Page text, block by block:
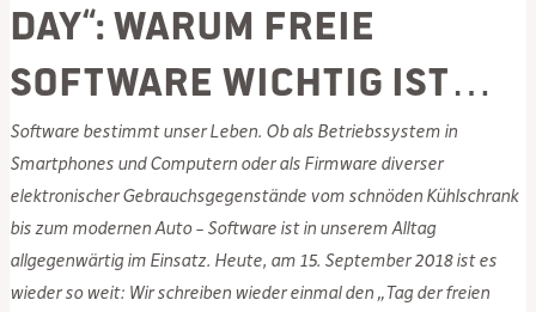
Day“: Warum freie
Software wichtig ist…
Software bestimmt unser Leben. Ob als Betriebssystem in
Smartphones und Computern oder als Firmware diverser
elektronischer Gebrauchsgegenstände vom schnöden Kühlschrank
bis zum modernen Auto – Software ist in unserem Alltag
allgegenwärtig im Einsatz. Heute, am 15. September 2018 ist es
wieder so weit: Wir schreiben wieder einmal den „Tag der freien